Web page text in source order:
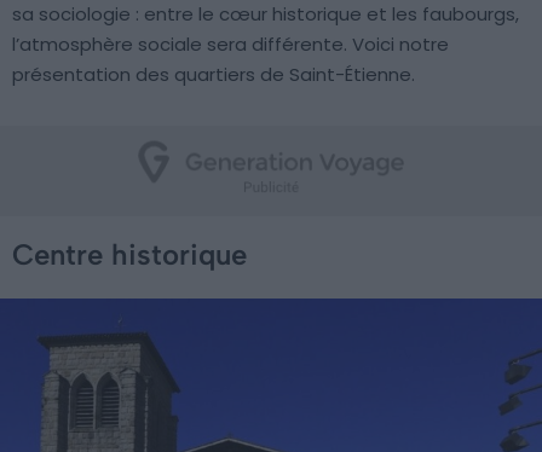
sa sociologie : entre le cœur historique et les faubourgs,
l’atmosphère sociale sera différente. Voici notre
présentation des quartiers de Saint-Étienne.
Centre historique